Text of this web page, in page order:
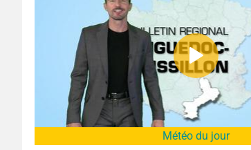
Météo du jour